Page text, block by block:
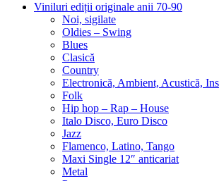
Viniluri ediții originale anii 70-90
Noi, sigilate
Oldies – Swing
Blues
Clasică
Country
Electronică, Ambient, Acustică,
Folk
Hip hop – Rap – House
Italo Disco, Euro Disco
Jazz
Flamenco, Latino, Tango
Maxi Single 12″ anticariat
Metal